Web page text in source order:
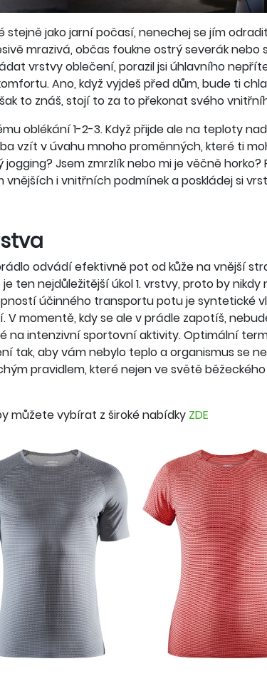
jako jarní počasí, nenechej se jím
mrazivá, občas foukne ostrý severák
vrstvy oblečení, porazil jsi úhlavního
Ano, když vyjdeš před dům, bude ti
to znáš, stojí to za to překonat svého
oblékání 1-2-3. Když přijde ale na teploty
vzít v úvahu mnoho proměnných, které ti
Jsem zmrzlík nebo mi je věčně
i vnitřních podmínek a poskládej si
odvádí efektivně pot od kůže na vnější
ten nejdůležitější úkol 1. vrstvy, proto by
účinného transportu potu je syntetické
momentě, kdy se ale v prádle zapotíš,
na intenzivní sportovní aktivity. Optimální
tak, aby vám nebylo teplo a organismus se
pravidlem, které nejen ve světě
můžete vybírat z široké nabídky ZDE